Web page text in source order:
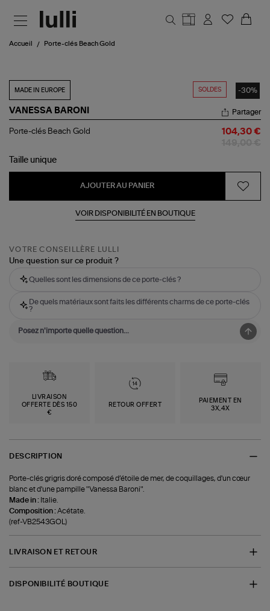
Accueil Porte-clés Beach Gold
SOLDES -30%
MADE IN EUROPE
VANESSA BARONI
Porte-
Gold
Partager
Porte-clés Beach Gold 104,30 €
Taille unique
AJOUTER AU PANIER
VOIR DISPONIBILITÉ EN BOUTIQUE
VOTRE CONSEILLÈRE LULLI
Une question sur ce produit ?
Quelles sont les dimensions de ce porte-clés ?
De quels matériaux sont faits les différents charms de ce porte-clés
?
LIVRAISON
OFFERTE DÈS 150
€
RETOUR OFFERT
PAIEMENT EN
3X,4X
DESCRIPTION
Porte-clés grigris doré composé d’étoile de mer, de coquillages, d'un cœur
blanc et d'une pampille "Vanessa Baroni".
Made in : Italie.
Composition :Acétate.
(ref-VB2543GOL)
LIVRAISON ET RETOUR
DISPONIBILITÉ BOUTIQUE